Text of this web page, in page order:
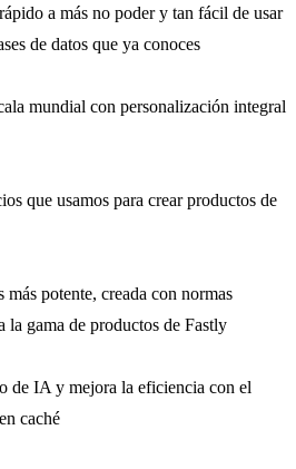
a más no poder y tan fácil de usar
de datos que ya conoces
mundial con personalización integral
que usamos para crear productos de
potente, creada con normas
la gama de productos de Fastly
de IA y mejora la eficiencia con el
caché